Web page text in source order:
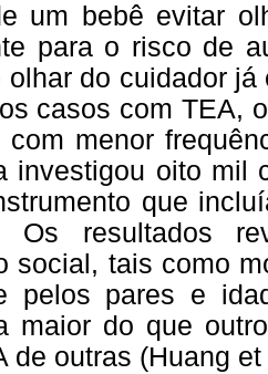
um bebê evitar
para o risco de
olhar do cuidador
casos com TEA,
com menor
investigou oito mil
que
Os resultados
social, tais como
pelos pares e
maior do que
de outras (Huang